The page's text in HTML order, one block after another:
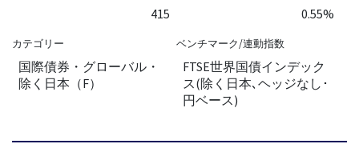
415 0.55%
カテゴリー
国際債券・グローバル・
除く日本（F）
ベンチマーク/連動指数
FTSE世界国債インデック
ス(除く日本､ヘッジなし･
円ベース)